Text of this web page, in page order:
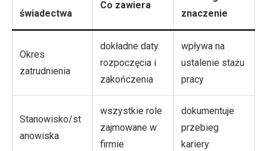
świadectwa
Co zawiera
znaczenie
Okres
zatrudnienia
dokładne daty
rozpoczęcia i
zakończenia
wpływa na
ustalenie stażu
pracy
Stanowisko/st
anowiska
wszystkie role
zajmowane w
firmie
dokumentuje
przebieg
kariery